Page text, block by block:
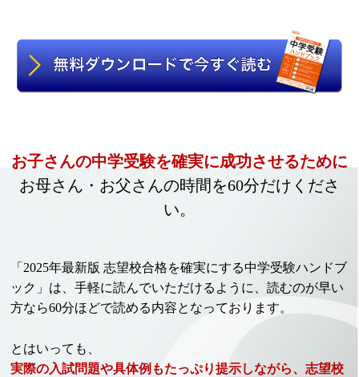
お子さんの中学受験を確実に成功させるために
お母さん・お父さんの時間を60分だけくださ
い。
「2025年最新版 志望校合格を確実にする中学受験ハンドブ
ック」は、手軽に読んでいただけるように、読むのが早い
方なら60分ほどで読める内容となっております。
とはいっても、
実際の入試問題や具体例もたっぷり提示しながら、志望校